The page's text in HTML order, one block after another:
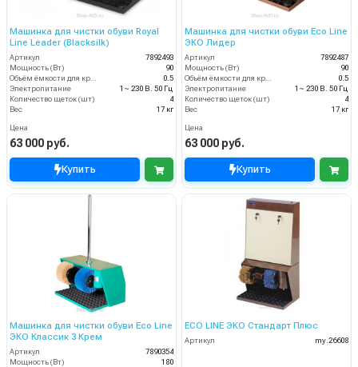
Машинка для чистки обуви Royal
Line Leader (Blacksilk)
Артикул
7892493
Мощность (Вт)
90
Объём ёмкости для крема (л)
0.5
Электропитание
1~ 230 В. 50 Гц
Количество щеток (шт)
4
Вес
17 кг
Цена
63 000 руб.
Купить
Машинка для чистки обуви Eco Line
ЭКО Лидер
Артикул
7892487
Мощность (Вт)
90
Объём ёмкости для крема (л)
0.5
Электропитание
1~ 230 В. 50 Гц
Количество щеток (шт)
4
Вес
17 кг
Цена
63 000 руб.
Купить
Машинка для чистки обуви Eco Line
ЭКО Классик 3 Крем
Артикул
7890354
Мощность (Вт)
180
ECO LINE ЭКО Стандарт Плюс
Артикул my.26608